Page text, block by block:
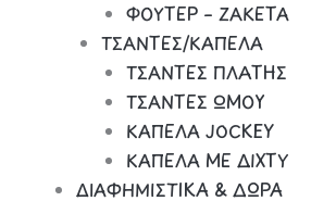
ΦΟΥΤΕΡ – ΖΑΚΕΤΑ
ΤΣΑΝΤΕΣ/ΚΑΠΕΛΑ
ΤΣΑΝΤΕΣ ΠΛΑΤΗΣ
ΤΣΑΝΤΕΣ ΩΜΟΥ
ΚΑΠΕΛΑ JOCKEY
ΚΑΠΕΛΑ ΜΕ ΔΙΧΤΥ
ΔΙΑΦΗΜΙΣΤΙΚΑ & ΔΩΡΑ